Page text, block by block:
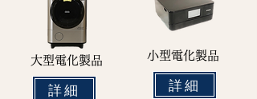
大型電化製品
詳細
小型電化製品
詳細